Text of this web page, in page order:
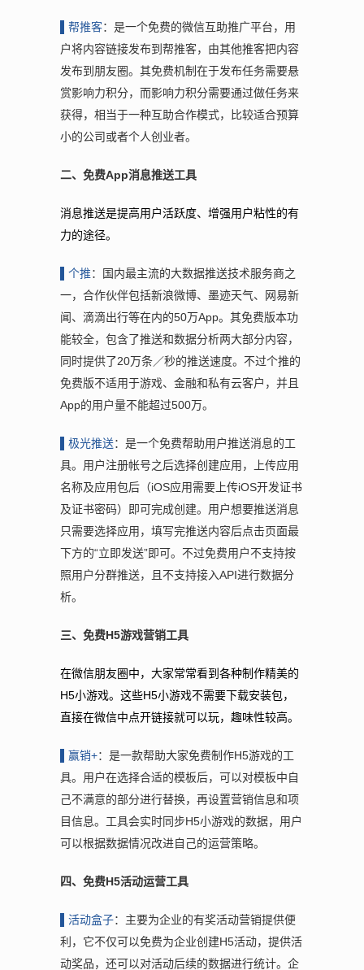
▌帮推客：是一个免费的微信互助推广平台，用
户将内容链接发布到帮推客，由其他推客把内容
发布到朋友圈。其免费机制在于发布任务需要悬
赏影响力积分，而影响力积分需要通过做任务来
获得，相当于一种互助合作模式，比较适合预算
小的公司或者个人创业者。
二、免费App消息推送工具
消息推送是提高用户活跃度、增强用户粘性的有
力的途径。
▌个推：国内最主流的大数据推送技术服务商之
一，合作伙伴包括新浪微博、墨迹天气、网易新
闻、滴滴出行等在内的50万App。其免费版本功
能较全，包含了推送和数据分析两大部分内容，
同时提供了20万条／秒的推送速度。不过个推的
免费版不适用于游戏、金融和私有云客户，并且
App的用户量不能超过500万。
▌极光推送：是一个免费帮助用户推送消息的工
具。用户注册帐号之后选择创建应用，上传应用
名称及应用包后（iOS应用需要上传iOS开发证书
及证书密码）即可完成创建。用户想要推送消息
只需要选择应用，填写完推送内容后点击页面最
下方的“立即发送”即可。不过免费用户不支持按
照用户分群推送，且不支持接入API进行数据分
析。
三、免费H5游戏营销工具
在微信朋友圈中，大家常常看到各种制作精美的
H5小游戏。这些H5小游戏不需要下载安装包，
直接在微信中点开链接就可以玩，趣味性较高。
▌赢销+：是一款帮助大家免费制作H5游戏的工
具。用户在选择合适的模板后，可以对模板中自
己不满意的部分进行替换，再设置营销信息和项
目信息。工具会实时同步H5小游戏的数据，用户
可以根据数据情况改进自己的运营策略。
四、免费H5活动运营工具
▌活动盒子：主要为企业的有奖活动营销提供便
利，它不仅可以免费为企业创建H5活动，提供活
动奖品，还可以对活动后续的数据进行统计。企